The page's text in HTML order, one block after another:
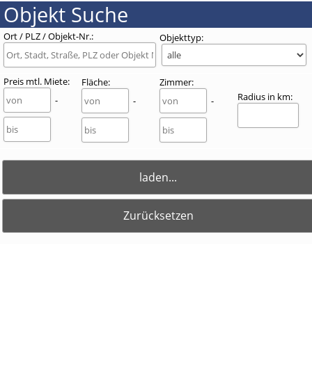
Objekt Suche
Ort / PLZ / Objekt-Nr.: Objekttyp:
Preis mtl. Miete:
-
Fläche:
-
Zimmer:
-
Radius in km: